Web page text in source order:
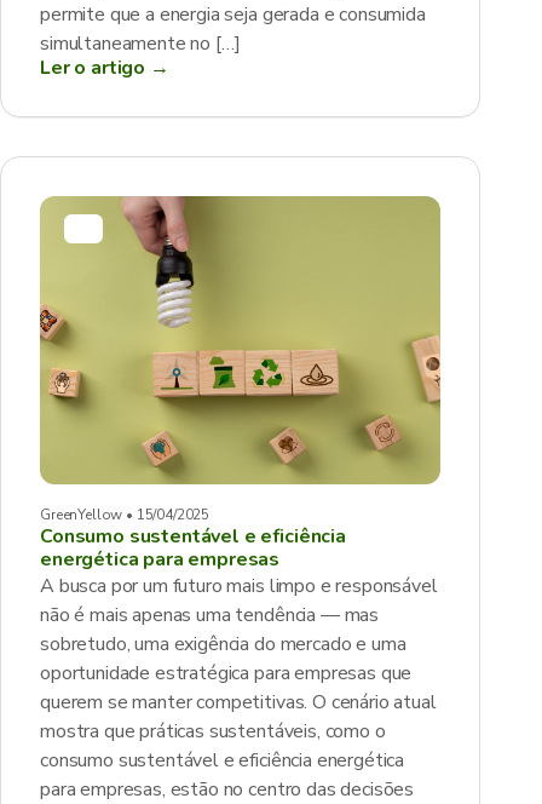
permite que a energia seja gerada e consumida
simultaneamente no […]
Ler o artigo →
GreenYellow • 15/04/2025
Consumo sustentável e eficiência
energética para empresas
A busca por um futuro mais limpo e responsável
não é mais apenas uma tendência — mas
sobretudo, uma exigência do mercado e uma
oportunidade estratégica para empresas que
querem se manter competitivas. O cenário atual
mostra que práticas sustentáveis, como o
consumo sustentável e eficiência energética
para empresas, estão no centro das decisões